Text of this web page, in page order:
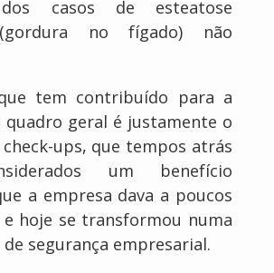
casos de esteatose
no fígado) não
tem contribuído para a
quadro geral é justamente o
check-ups, que tempos atrás
um benefício
a empresa dava a poucos
e hoje se transformou numa
segurança empresarial.